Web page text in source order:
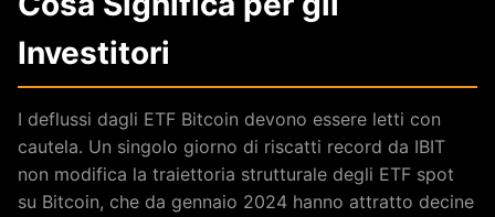
Investitori
I deflussi dagli ETF Bitcoin devono essere letti con
cautela. Un singolo giorno di riscatti record da IBIT
non modifica la traiettoria strutturale degli ETF spot
su Bitcoin, che da gennaio 2024 hanno attratto decine